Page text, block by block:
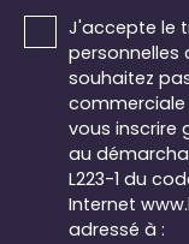
J'accepte le
personnelles
souhaitez
commerciale
vous inscrire
au
L223-1 du
Internet
adressé à :